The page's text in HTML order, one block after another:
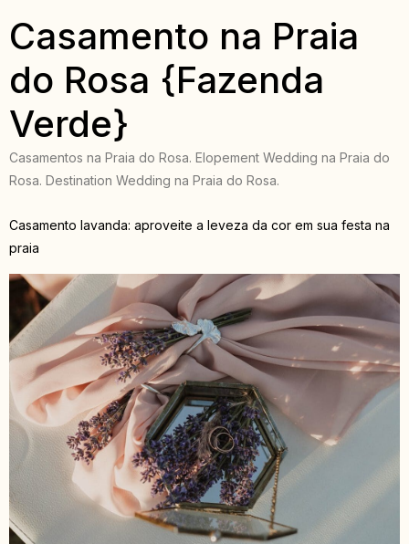
Casamento na Praia
do Rosa {Fazenda
Verde}
Casamentos na Praia do Rosa. Elopement Wedding na Praia do
Rosa. Destination Wedding na Praia do Rosa.
Casamento lavanda: aproveite a leveza da cor em sua festa na
praia